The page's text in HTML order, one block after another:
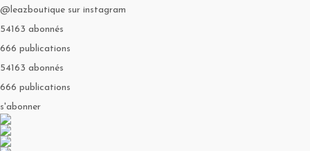
@leazboutique sur instagram
54163 abonnés
666 publications
54163 abonnés
666 publications
s'abonner